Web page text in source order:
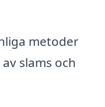
metoder
slams och